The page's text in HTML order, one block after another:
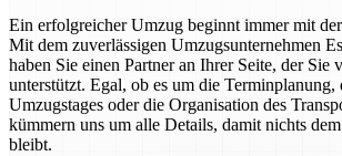
Ein erfolgreicher Umzug beginnt immer mit
Mit dem zuverlässigen Umzugsunternehmen
haben Sie einen Partner an Ihrer Seite, der Sie
unterstützt. Egal, ob es um die Terminplanung,
Umzugstages oder die Organisation des
kümmern uns um alle Details, damit nichts
bleibt.